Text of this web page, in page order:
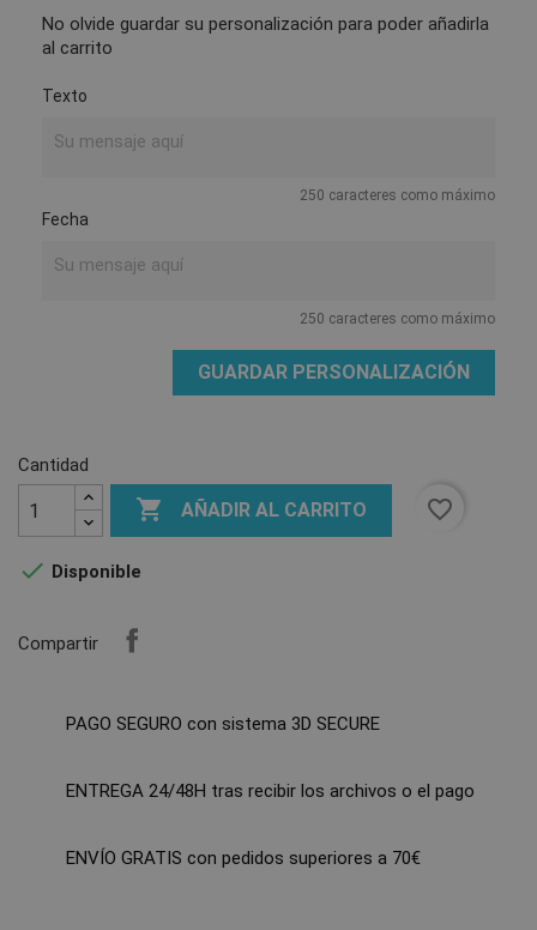
No olvide guardar su personalización para poder añadirla
al carrito
Texto
250 caracteres como máximo
Fecha
250 caracteres como máximo
GUARDAR PERSONALIZACIÓN
Cantidad
 AÑADIR AL CARRITO favorite_border
 Disponible
Compartir
PAGO SEGURO con sistema 3D SECURE
ENTREGA 24/48H tras recibir los archivos o el pago
ENVÍO GRATIS con pedidos superiores a 70€